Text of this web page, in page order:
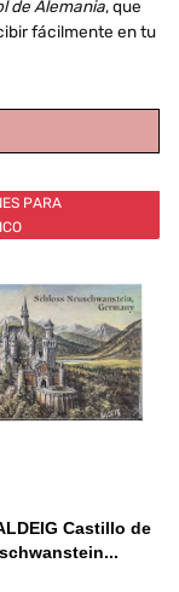
de Alemania, que
fácilmente en tu
PARA
Castillo de